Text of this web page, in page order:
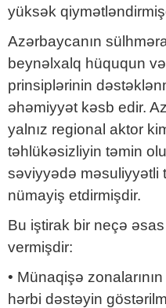
yüksək
Azərbaycanın
beynəlxalq hüququn
prinsiplərinin
əhəmiyyət kəsb edir.
yalnız regional aktor
təhlükəsizliyin təmin
səviyyədə məsuliyyətli
nümayiş etdirmişdir.
Bu iştirak bir neçə
vermişdir:
• Münaqişə
hərbi dəstəyin